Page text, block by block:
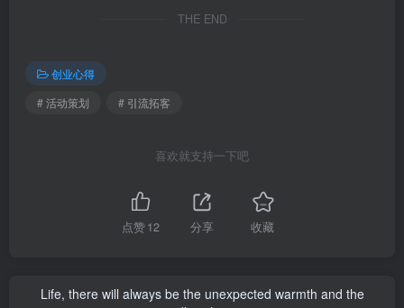
THE END
创业心得
# 活动策划
# 引流拓客
喜欢就支持一下吧
点赞12 分享 收藏
Life, there will always be the unexpected warmth and the